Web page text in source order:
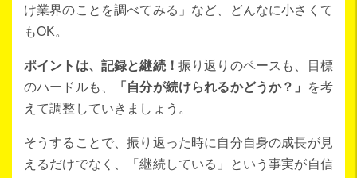
け業界のことを調べてみる」など、どんなに小さくて
もOK。
ポイントは、記録と継続！ 振り返りのペースも、目標
のハードルも、
「自分が続けられるかどうか？」
を考
えて調整していきましょう。
そうすることで、振り返った時に自分自身の成長が見
えるだけでなく、「継続している」という事実が自信